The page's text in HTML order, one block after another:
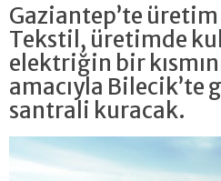
Gaziantep’te
Tekstil, üretimde
elektriğin bir
amacıyla Bilecik’te
santrali kuracak.